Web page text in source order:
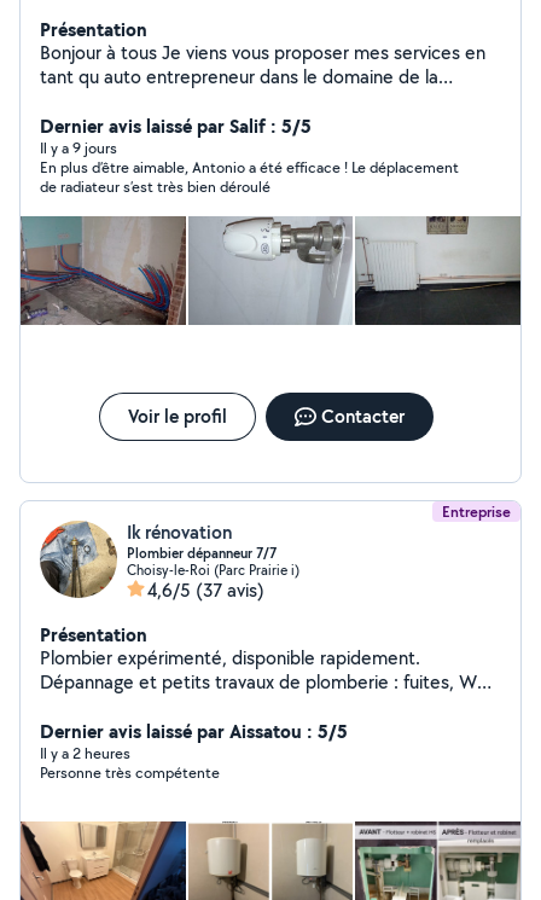
Présentation
Bonjour à tous Je viens vous proposer mes services en
tant qu auto entrepreneur dans le domaine de la
vingtaine d années. Je touche dans le neuf comme dans
la réhabilitation ( remplacement d'équipement sanitaire.
Remplacement de radiateurs etc) Pour plus
d'information vous pouvez me contacter. Les devis sont
gratuits Cordialement
Dernier avis laissé par Salif : 5/5
Il y a 9 jours
En plus d’être aimable, Antonio a été efficace ! Le déplacement
de radiateur s’est très bien déroulé
Voir le profil Contacter
Entreprise
Ik rénovation
Plombier dépanneur 7/7
Choisy-le-Roi (Parc Prairie i)
4,6/5 (37 avis)
Présentation
Plombier expérimenté, disponible rapidement.
Dépannage et petits travaux de plomberie : fuites, WC,
canalisation etc Tout type de bricolage ( montage de
meuble, luminaires etc ) rénovation de salle de bain.
Sérieux, ponctuel, travail propre.
Dernier avis laissé par Aissatou : 5/5
Il y a 2 heures
Personne très compétente